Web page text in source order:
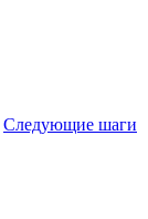
Следующие шаги